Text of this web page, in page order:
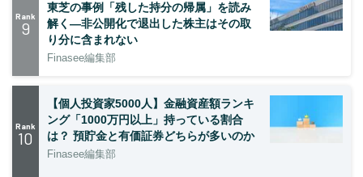
Rank
9
東芝の事例「残した持分の帰属」を読み
解く—非公開化で退出した株主はその取
り分に含まれない
Finasee編集部
Rank
10
【個人投資家5000人】金融資産額ランキ
ング「1000万円以上」持っている割合
は？ 預貯金と有価証券どちらが多いのか
Finasee編集部